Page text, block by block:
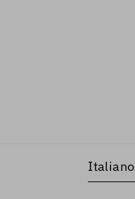
Italiano